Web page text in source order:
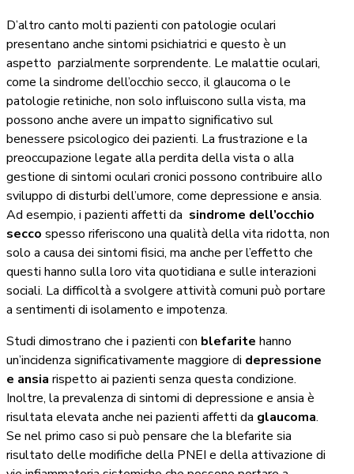
D’altro canto molti pazienti con patologie oculari
presentano anche sintomi psichiatrici e questo è un
aspetto parzialmente sorprendente. Le malattie oculari,
come la sindrome dell’occhio secco, il glaucoma o le
patologie retiniche, non solo influiscono sulla vista, ma
possono anche avere un impatto significativo sul
benessere psicologico dei pazienti. La frustrazione e la
preoccupazione legate alla perdita della vista o alla
gestione di sintomi oculari cronici possono contribuire allo
sviluppo di disturbi dell’umore, come depressione e ansia.
Ad esempio, i pazienti affetti da sindrome dell’occhio
secco spesso riferiscono una qualità della vita ridotta, non
solo a causa dei sintomi fisici, ma anche per l’effetto che
questi hanno sulla loro vita quotidiana e sulle interazioni
sociali. La difficoltà a svolgere attività comuni può portare
a sentimenti di isolamento e impotenza.
Studi dimostrano che i pazienti con blefarite hanno
un’incidenza significativamente maggiore di depressione
e ansia rispetto ai pazienti senza questa condizione.
Inoltre, la prevalenza di sintomi di depressione e ansia è
risultata elevata anche nei pazienti affetti da glaucoma.
Se nel primo caso si può pensare che la blefarite sia
risultato delle modifiche della PNEI e della attivazione di